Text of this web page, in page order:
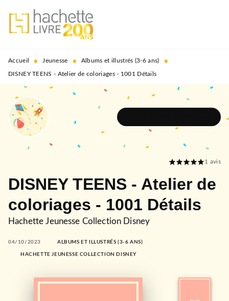
MENU RECHERCHE
PIED DE PAGE
Accueil • Jeunesse • Albums et illustrés (3-6 ans) •
DISNEY TEENS - Atelier de coloriages - 1001 Détails
1 avis
DISNEY TEENS - Atelier de
coloriages - 1001 Détails
Hachette Jeunesse Collection Disney
04/10/2023 ALBUMS ET ILLUSTRÉS (3-6 ANS)
HACHETTE JEUNESSE COLLECTION DISNEY